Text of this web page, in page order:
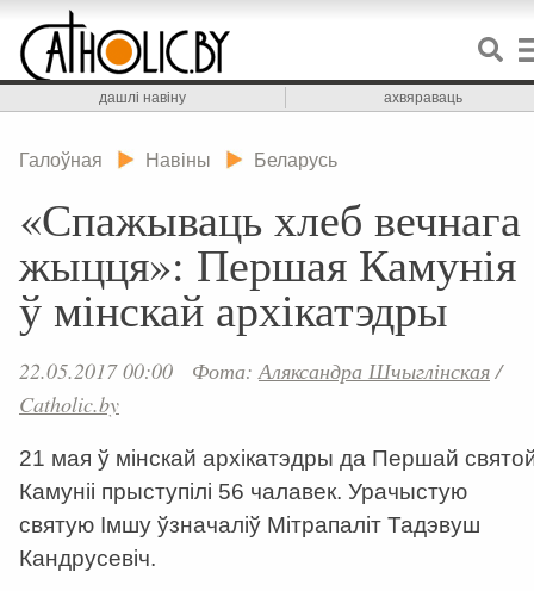
дашлі навіну ахвяраваць
Галоўная Навіны Беларусь
«Спажываць хлеб вечнага
жыцця»: Першая Камунія
ў мінскай архікатэдры
22.05.2017 00:00 Фота:Аляксандра Шчыглінская/
Catholic.by
21 мая ў мінскай архікатэдры да Першай
Камуніі прыступілі 56 чалавек. Урачыстую
святую Імшу ўзначаліў Мітрапаліт Тадэвуш
Кандрусевіч.